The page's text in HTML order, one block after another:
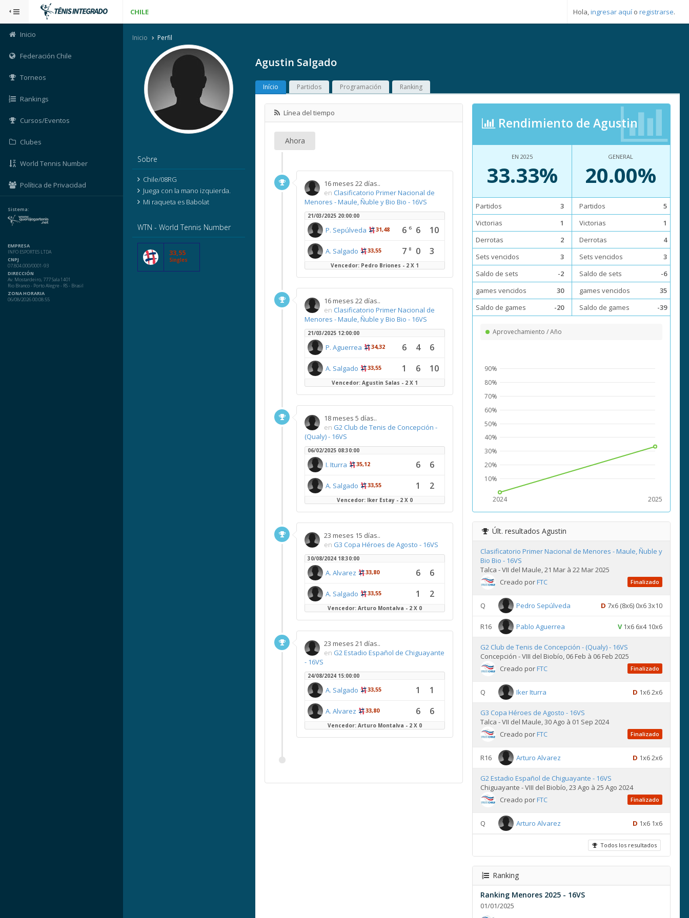
CHILE Hola,ingresar aquí o registrarse.
Inicio
Federación Chile
Torneos
Rankings
Cursos/Eventos
Clubes
World Tennis Number
Política de Privacidad
Sistema:
EMPRESA
INFO ESPORTES LTDA
CNPJ
07.804.000/0001-93
DIRECCIÓN
Av. Mostardeiro, 777 Sala 1401
Rio Branco - Porto Alegre - RS - Brasil
ZONA HORARIA
06/08/2026 00:08:55
Inicio Perfil
Agustin Salgado
Sobre
Chile/08RG
Juega con la mano izquierda.
Mi raqueta es Babolat
WTN - World Tennis Number
33,55
Singles
Início Partidos Programación Ranking
Línea del tiempo
Ahora
16 meses 22 días..
en Clasificatorio Primer Nacional de
Menores - Maule, Ñuble y Bio Bio - 16VS
21/03/2025 20:00:00
P. Sepúlveda 31,48 6 6 6 10
A. Salgado 33,55 7 8 0 3
Vencedor: Pedro Briones - 2 X 1
16 meses 22 días..
en Clasificatorio Primer Nacional de
Menores - Maule, Ñuble y Bio Bio - 16VS
21/03/2025 12:00:00
P. Aguerrea 34,32 6 4 6
A. Salgado 33,55 1 6 10
Vencedor: Agustin Salas - 2 X 1
18 meses 5 días..
en G2 Club de Tenis de Concepción -
(Qualy) - 16VS
06/02/2025 08:30:00
I. Iturra 35,12 6 6
A. Salgado 33,55 1 2
Vencedor: Iker Estay - 2 X 0
23 meses 15 días..
en G3 Copa Héroes de Agosto - 16VS
30/08/2024 18:30:00
A. Alvarez 33,80 6 6
A. Salgado 33,55 1 2
Vencedor: Arturo Montalva - 2 X 0
23 meses 21 días..
en G2 Estadio Español de Chiguayante
- 16VS
24/08/2024 15:00:00
A. Salgado 33,55 1 1
A. Alvarez 33,80 6 6
Vencedor: Arturo Montalva - 2 X 0
Rendimiento de Agustin
EN 2025
33.33%
Partidos
3
Victorias
1
Derrotas
2
Sets vencidos
3
Saldo de sets
-2
games vencidos
30
Saldo de games
-20
GENERAL
20.00%
Partidos
5
Victorias
1
Derrotas
4
Sets vencidos
3
Saldo de sets
-6
games vencidos
35
Saldo de games
-39
Aprovechamiento / Año
2024 2025
10%
20%
30%
40%
50%
60%
70%
80%
90%
Últ. resultados Agustin
Clasificatorio Primer Nacional de Menores - Maule, Ñuble y
Bio Bio - 16VS
Talca - VII del Maule, 21 Mar à 22 Mar 2025
Creado porFTC Finalizado
Q Pedro Sepúlveda D 7x6 (8x6) 0x6 3x10
R16 Pablo Aguerrea V1x6 6x4 10x6
G2 Club de Tenis de Concepción - (Qualy) - 16VS
Concepción - VIII del Biobío, 06 Feb à 06 Feb 2025
Creado porFTC Finalizado
Q Iker Iturra D 1x6 2x6
G3 Copa Héroes de Agosto - 16VS
Talca - VII del Maule, 30 Ago à 01 Sep 2024
Creado porFTC Finalizado
R16 Arturo Alvarez D 1x6 2x6
G2 Estadio Español de Chiguayante - 16VS
Chiguayante - VIII del Biobío, 23 Ago à 25 Ago 2024
Creado porFTC Finalizado
Q Arturo Alvarez D 1x6 1x6
Todos los resultados
Ranking
Ranking Menores 2025 - 16VS
01/01/2025